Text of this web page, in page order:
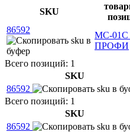
SKU
86592
МС-01С
ПРОФИ
Всего позиций: 1
SKU
86592
Всего позиций: 1
SKU
86592